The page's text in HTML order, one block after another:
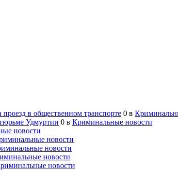
в общественном транспорте 0 в
Удмуртии 0 в Криминальные новости
новости
новости
новости
новости
новости